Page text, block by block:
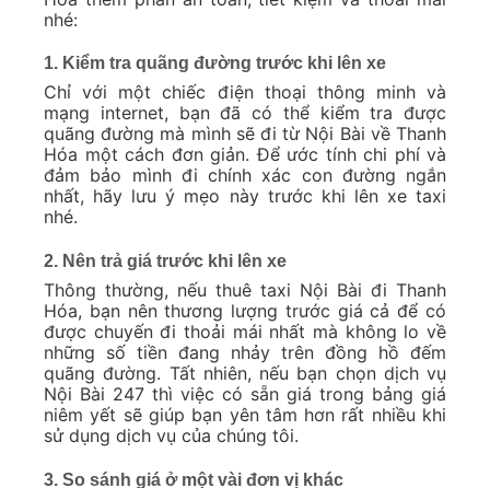
nhé:
1. Kiểm tra quãng đường trước khi lên xe
Chỉ với một chiếc điện thoại thông minh và
mạng internet, bạn đã có thể kiểm tra được
quãng đường mà mình sẽ đi từ Nội Bài về Thanh
Hóa một cách đơn giản. Để ước tính chi phí và
đảm bảo mình đi chính xác con đường ngắn
nhất, hãy lưu ý mẹo này trước khi lên xe taxi
nhé.
2. Nên trả giá trước khi lên xe
Thông thường, nếu thuê taxi Nội Bài đi Thanh
Hóa, bạn nên thương lượng trước giá cả để có
được chuyến đi thoải mái nhất mà không lo về
những số tiền đang nhảy trên đồng hồ đếm
quãng đường. Tất nhiên, nếu bạn chọn dịch vụ
Nội Bài 247 thì việc có sẵn giá trong bảng giá
niêm yết sẽ giúp bạn yên tâm hơn rất nhiều khi
sử dụng dịch vụ của chúng tôi.
3. So sánh giá ở một vài đơn vị khác